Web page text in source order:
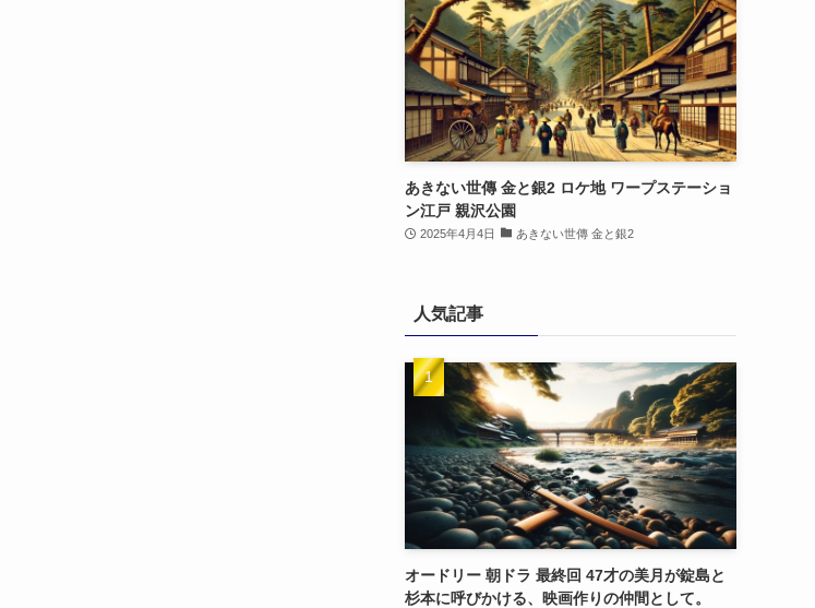
あきない世傳 金と銀2 ロケ地 ワープステーショ
ン江戸 親沢公園
2025年4月4日 あきない世傳 金と銀2
人気記事
オードリー 朝ドラ 最終回 47才の美月が錠島と
杉本に呼びかける、映画作りの仲間として。